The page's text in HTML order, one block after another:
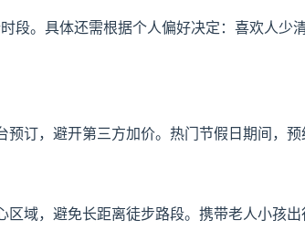
段。具体还需根据个人偏好决定：喜欢人少
订，避开第三方加价。热门节假日期间，预
域，避免长距离徒步路段。携带老人小孩